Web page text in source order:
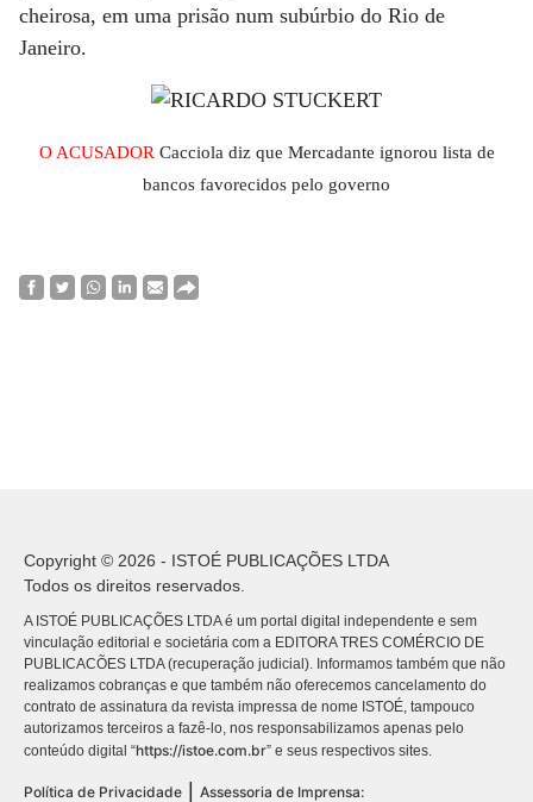
cheirosa, em uma prisão num subúrbio do Rio de
Janeiro.
O ACUSADOR Cacciola diz que Mercadante ignorou lista de
bancos favorecidos pelo governo
Copyright © 2026 - ISTOÉ PUBLICAÇÕES LTDA
Todos os direitos reservados.
A ISTOÉ PUBLICAÇÕES LTDA é um portal digital independente e sem
vinculação editorial e societária com a EDITORA TRES COMÉRCIO DE
PUBLICACÕES LTDA (recuperação judicial). Informamos também que não
realizamos cobranças e que também não oferecemos cancelamento do
contrato de assinatura da revista impressa de nome ISTOÉ, tampouco
autorizamos terceiros a fazê-lo, nos responsabilizamos apenas pelo
conteúdo digital “https://istoe.com.br” e seus respectivos sites.
Política de Privacidade Assessoria de Imprensa: